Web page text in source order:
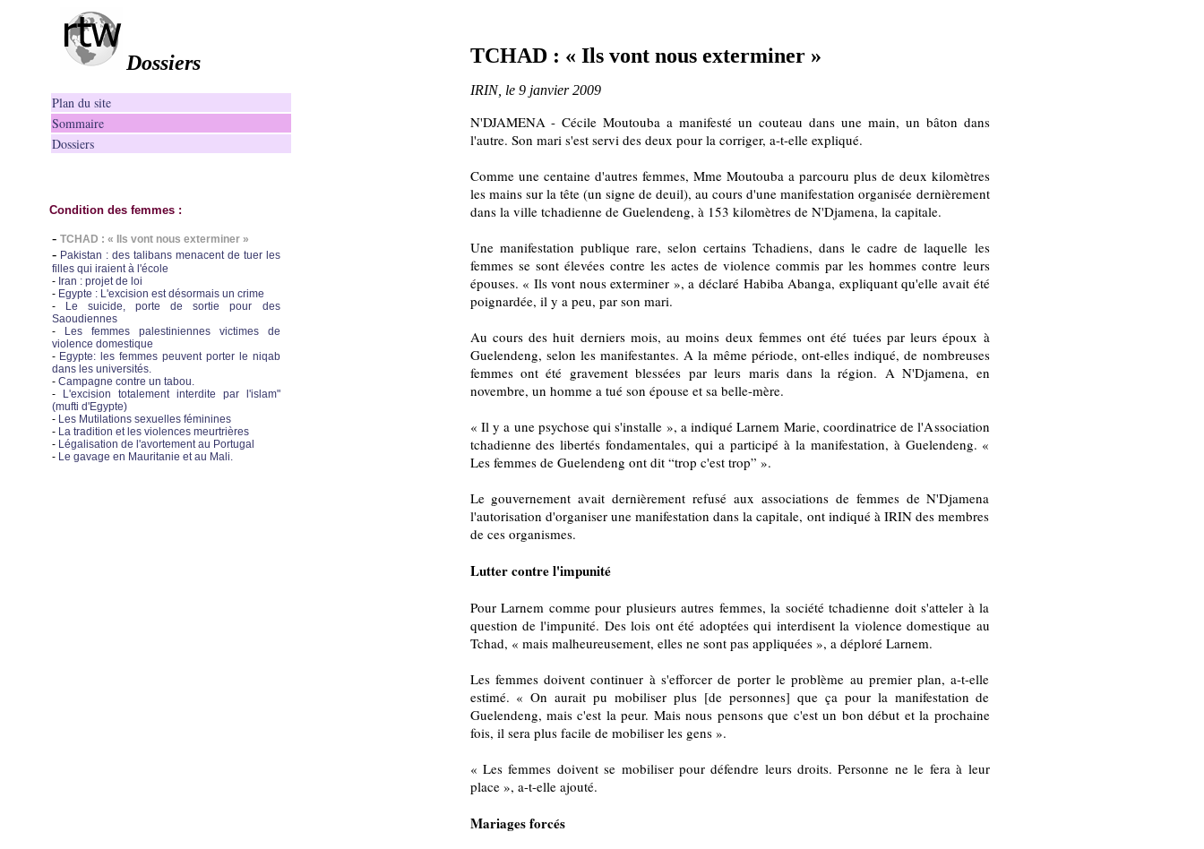
Dossiers
Plan du site
Sommaire
Dossiers
Condition des femmes :
- TCHAD : « Ils vont nous exterminer »
- Pakistan : des talibans menacent de tuer les
filles qui iraient à l'école
-Iran : projet de loi
- Egypte : L'excision est désormais un crime
-
Le suicide, porte de sortie pour des
Saoudiennes
-
Les femmes palestiniennes victimes de
violence domestique
- Egypte: les femmes peuvent porter le niqab
dans les universités.
- Campagne contre un tabou.
-
L'excision totalement interdite par l'islam"
(mufti d'Egypte)
- Les Mutilations sexuelles féminines
- La tradition et les violences meurtrières
- Légalisation de l'avortement au Portugal
-Le gavage en Mauritanie et au Mali.
TCHAD : « Ils vont nous exterminer »
IRIN, le 9 janvier 2009
N'DJAMENA - Cécile Moutouba a manifesté un couteau dans une main, un bâton dans
l'autre. Son mari s'est servi des deux pour la corriger, a-t-elle expliqué.
Comme une centaine d'autres femmes, Mme Moutouba a parcouru plus de deux kilomètres
les mains sur la tête (un signe de deuil), au cours d'une manifestation organisée dernièrement
dans la ville tchadienne de Guelendeng, à 153 kilomètres de N'Djamena, la capitale.
Une manifestation publique rare, selon certains Tchadiens, dans le cadre de laquelle les
femmes se sont élevées contre les actes de violence commis par les hommes contre leurs
épouses. « Ils vont nous exterminer », a déclaré Habiba Abanga, expliquant qu'elle avait été
poignardée, il y a peu, par son mari.
Au cours des huit derniers mois, au moins deux femmes ont été tuées par leurs époux à
Guelendeng, selon les manifestantes. A la même période, ont-elles indiqué, de nombreuses
femmes ont été gravement blessées par leurs maris dans la région. A N'Djamena, en
novembre, un homme a tué son épouse et sa belle-mère.
« Il y a une psychose qui s'installe », a indiqué Larnem Marie, coordinatrice de l'Association
tchadienne des libertés fondamentales, qui a participé à la manifestation, à Guelendeng. «
Les femmes de Guelendeng ont dit “trop c'est trop” ».
Le gouvernement avait dernièrement refusé aux associations de femmes de N'Djamena
l'autorisation d'organiser une manifestation dans la capitale, ont indiqué à IRIN des membres
de ces organismes.
Lutter contre l'impunité
Pour Larnem comme pour plusieurs autres femmes, la société tchadienne doit s'atteler à la
question de l'impunité. Des lois ont été adoptées qui interdisent la violence domestique au
Tchad, « mais malheureusement, elles ne sont pas appliquées », a déploré Larnem.
Les femmes doivent continuer à s'efforcer de porter le problème au premier plan, a-t-elle
estimé. « On aurait pu mobiliser plus [de personnes] que ça pour la manifestation de
Guelendeng, mais c'est la peur. Mais nous pensons que c'est un bon début et la prochaine
fois, il sera plus facile de mobiliser les gens ».
« Les femmes doivent se mobiliser pour défendre leurs droits. Personne ne le fera à leur
place », a-t-elle ajouté.
Mariages forcés